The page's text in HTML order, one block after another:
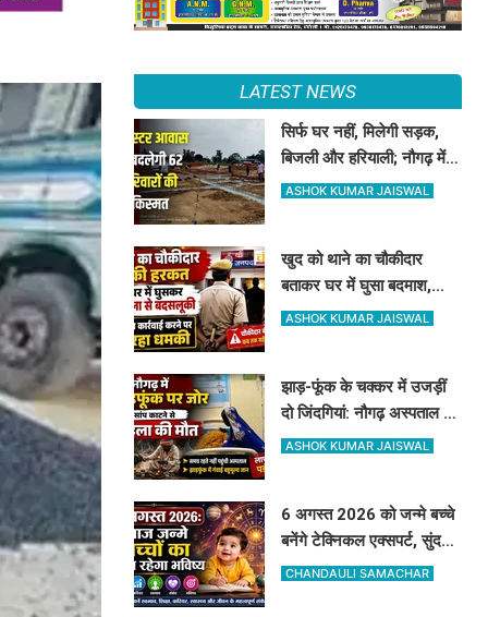
LATEST NEWS
सिर्फ घर नहीं, मिलेगी सड़क,
बिजली और हरियाली; नौगढ़ में
क्लस्टर आवास से बदलेगी 62
ASHOK KUMAR JAISWAL
खुद को थाने का चौकीदार
बताकर घर में घुसा बदमाश,
महिला और पति से मारपीट, दांत
ASHOK KUMAR JAISWAL
झाड़-फूंक के चक्कर में उजड़ीं
दो जिंदगियां: नौगढ़ अस्पताल में
दवा थी, फिर भी नहीं बची गर्भवती
ASHOK KUMAR JAISWAL
6 अगस्त 2026 को जन्मे बच्चे
बनेंगे टेक्निकल एक्सपर्ट, सुंदर
रूप-रंग और करियर में मिलेगी
CHANDAULI SAMACHAR